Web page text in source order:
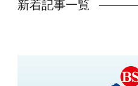
新着記事一覧